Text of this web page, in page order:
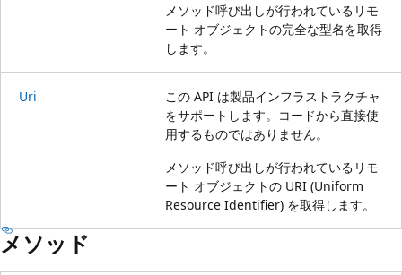
メソッド呼び出しが行われているリモ
ート オブジェクトの完全な型名を取得
します。
Uri
この API は製品インフラストラクチャ
をサポートします。コードから直接使
用するものではありません。
メソッド呼び出しが行われているリモ
ート オブジェクトの URI (Uniform
Resource Identifier) を取得します。
メソッド